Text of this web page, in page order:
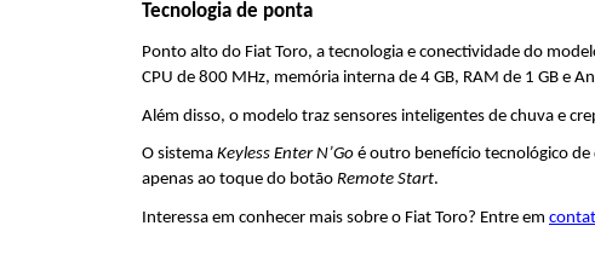
Tecnologia de ponta
Ponto alto do Fiat Toro, a tecnologia e conectividade do
CPU de 800 MHz, memória interna de 4 GB, RAM de 1 GB e
Além disso, o modelo traz sensores inteligentes de chuva e
O sistema Keyless Enter N’Go é outro benefício tecnológico
apenas ao toque do botão Remote Start.
Interessa em conhecer mais sobre o Fiat Toro? Entre em